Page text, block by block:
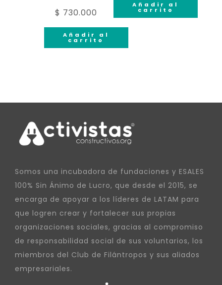
$ 730.000
Añadir al
carrito
Añadir al
carrito
Somos una incubadora de fundaciones y ESALES
100% Sin Ánimo de Lucro, que desde el 2015, se
encarga de apoyar a los líderes de LATAM para
que logren crear y fortalecer sus propias
organizaciones sociales, gracias al compromiso
de responsabilidad social de sus voluntarios, los
miembros del Club de Filántropos y sus aliados
empresariales.